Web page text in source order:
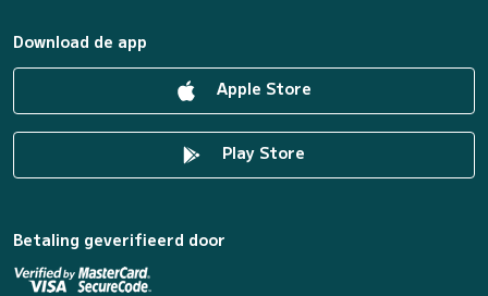
Download de app
Apple Store
Play Store
Betaling geverifieerd door